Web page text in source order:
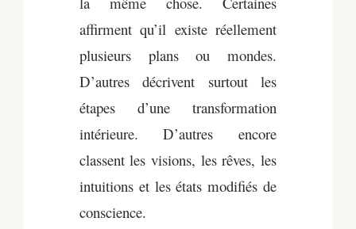
affirment qu’il existe réellement
plusieurs plans ou mondes.
D’autres décrivent surtout les
étapes d’une transformation
intérieure. D’autres encore
classent les visions, les rêves, les
intuitions et les états modifiés de
conscience.